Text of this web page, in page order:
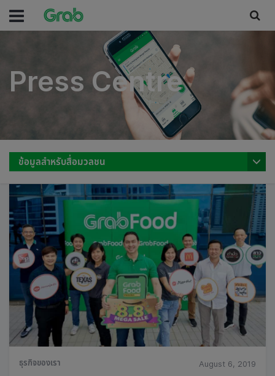
Press Centre
Press Centre
ข้อมูลสำหรับสื่อมวลชน
ธุรกิจของเรา August 6, 2019